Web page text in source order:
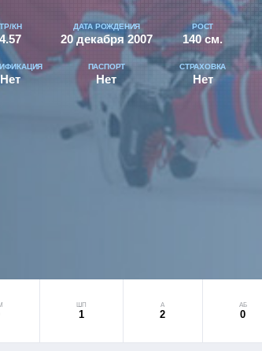
ТР/КН
4.57
ДАТА РОЖДЕНИЯ
20 декабря 2007
РОСТ
140 см.
Нет
ПАСПОРТ
Нет
СТРАХОВКА
Нет
ШП
1
А
2
АБ
0